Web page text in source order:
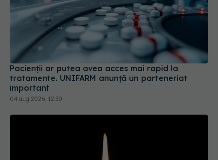
Pacienții ar putea avea acces mai rapid la
tratamente. UNIFARM anunță un parteneriat
important
04 aug 2026, 12:30